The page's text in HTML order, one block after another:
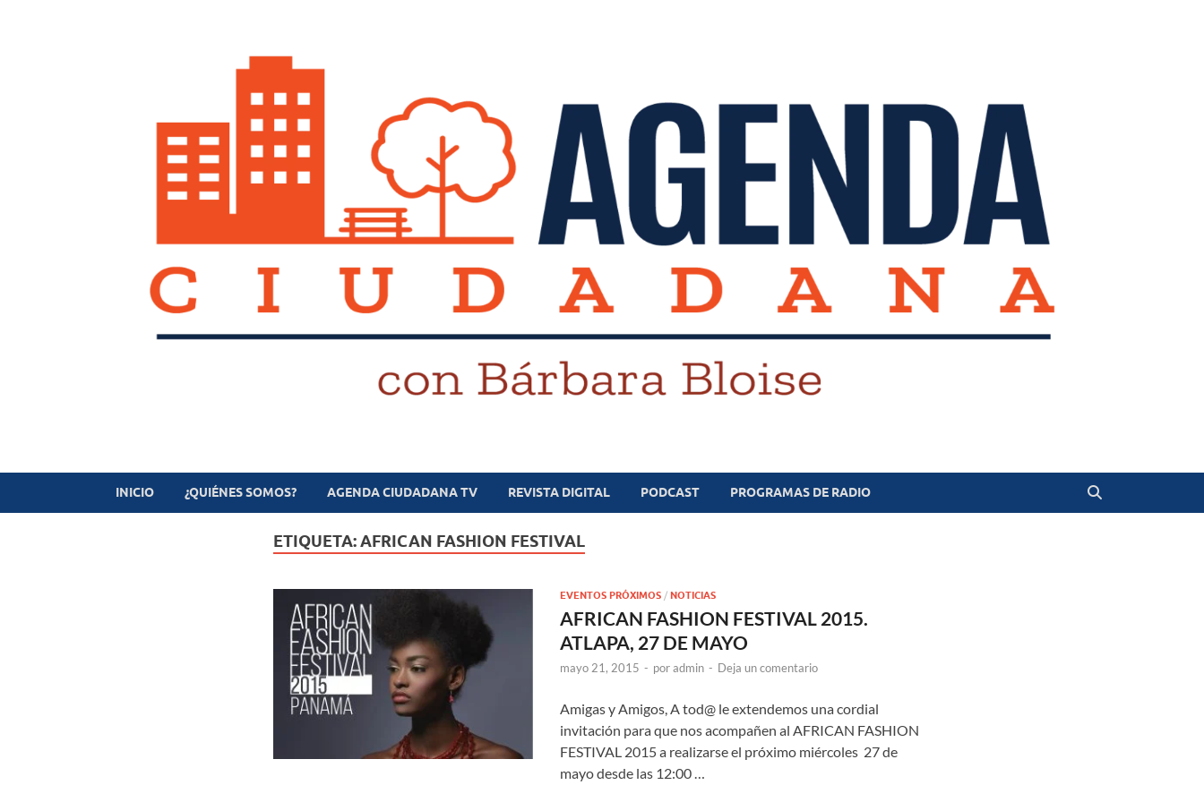
Revista digital
INICIO ¿QUIÉNES SOMOS? AGENDA CIUDADANA TV REVISTA DIGITAL PODCAST PROGRAMAS DE RADIO
ETIQUETA:AFRICAN FASHION FESTIVAL
EVENTOS PRÓXIMOS/ NOTICIAS
AFRICAN FASHION FESTIVAL 2015.
ATLAPA, 27 DE MAYO
mayo 21, 2015 - poradmin - Deja un comentario
Amigas y Amigos, A tod@ le extendemos una cordial
invitación para que nos acompañen al AFRICAN FASHION
FESTIVAL 2015 a realizarse el próximo miércoles 27 de
mayo desde las 12:00 …